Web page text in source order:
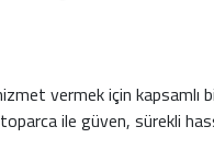
vermek için
ile güven, sürekli